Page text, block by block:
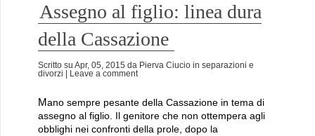
Assegno al figlio: linea dura
della Cassazione
Scritto su Apr, 05, 2015 da Pierva Ciucio in separazioni e
divorzi
| Leave a comment
Mano sempre pesante della Cassazione in tema di
assegno al figlio. Il genitore che non ottempera agli
obblighi nei confronti della prole, dopo la